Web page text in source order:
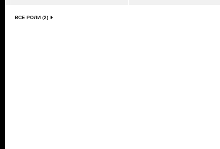
ВСЕ РОЛИ (2)